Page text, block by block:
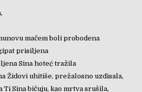
mačem boli probodena
prisiljena
Sina hoteć tražila
Židovi uhitiše, prežalosno uzdisala,
Ti Sina bičuju, kao mrtva srušila,